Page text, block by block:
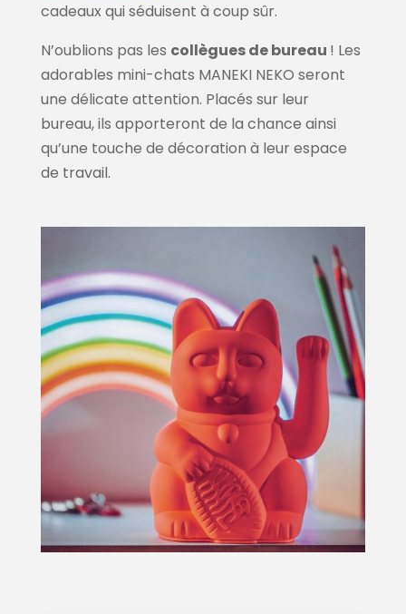
cadeaux qui séduisent à coup sûr.
N’oublions pas les collègues de bureau ! Les
adorables mini-chats MANEKI NEKO seront
une délicate attention. Placés sur leur
bureau, ils apporteront de la chance ainsi
qu’une touche de décoration à leur espace
de travail.